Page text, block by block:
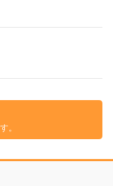
。